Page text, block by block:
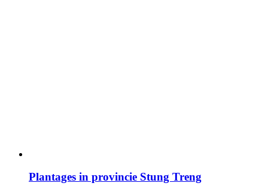
Plantages in provincie Stung Treng